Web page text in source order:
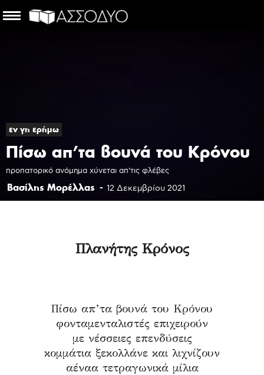
εν γη ερήμω
Πίσω απ’τα βουνά του Κρόνου
προπατορικό ανόμημα χύνεται απ’τις φλέβες
Βασίλης Μορέλλας - 12 Δεκεμβρίου 2021
Πλανήτης Κρόνος
Πίσω απ’τα βουνά του Κρόνου
φονταμενταλιστές επιχειρούν
με νέσσειες επενδύσεις
κομμάτια ξεκολλάνε και λιχνίζουν
αέναα τετραγωνικά μίλια